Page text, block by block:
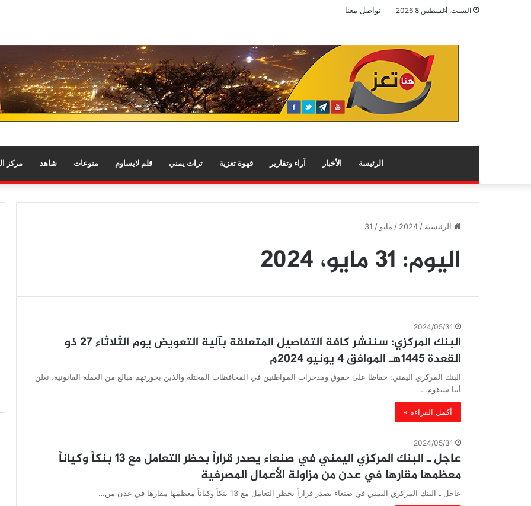
السبت, أغسطس 8 2026 تواصل معنا
الرئيسة الأخبار آراء وتقارير قهوة تعزية تراث يمني قلم لايساوم منوعات شاهد مركز
الرئيسية /
2024
/ مايو /
31
اليوم: 31 مايو، 2024
2024/05/31
البنك المركزي: سننشر كافة التفاصيل المتعلقة بآلية التعويض يوم الثلاثاء 27 ذو
القعدة 1445هـ الموافق 4 يونيو 2024م
البنك المركزي اليمني: حفاظا على حقوق ومدخرات المواطنين في المحافظات المحتلة والذين بحوزتهم مبالغ من العملة القانونية، نعلن
أننا سنقوم…
أكمل القراءة »
2024/05/31
عاجل ـ البنك المركزي اليمني في صنعاء يصدر قراراً بحظر التعامل مع 13 بنكاً وكياناً
معظمها مقارها في عدن من مزاولة الأعمال المصرفية
عاجل ـ البنك المركزي اليمني في صنعاء يصدر قراراً بحظر التعامل مع 13 بنكاً وكياناً معظمها مقارها في عدن من…